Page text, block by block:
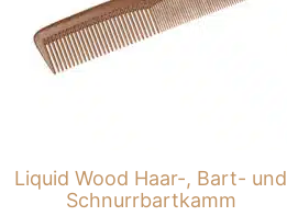
Liquid Wood Haar-, Bart- und
Schnurrbartkamm